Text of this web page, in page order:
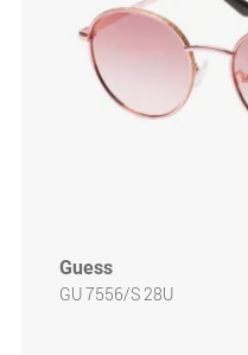
Guess
GU 7556/S 28U